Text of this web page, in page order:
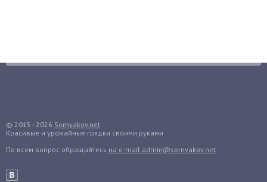
Бузина
Вишня
Вредители
© 2015–2026 Sornyakov.net
Красивые и урожайные грядки своими руками
По всем вопрос обращайтесь на e-mail admin@sornyakov.net